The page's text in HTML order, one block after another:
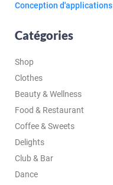
Conception d'applications
Catégories
Shop
Clothes
Beauty & Wellness
Food & Restaurant
Coffee & Sweets
Delights
Club & Bar
Dance